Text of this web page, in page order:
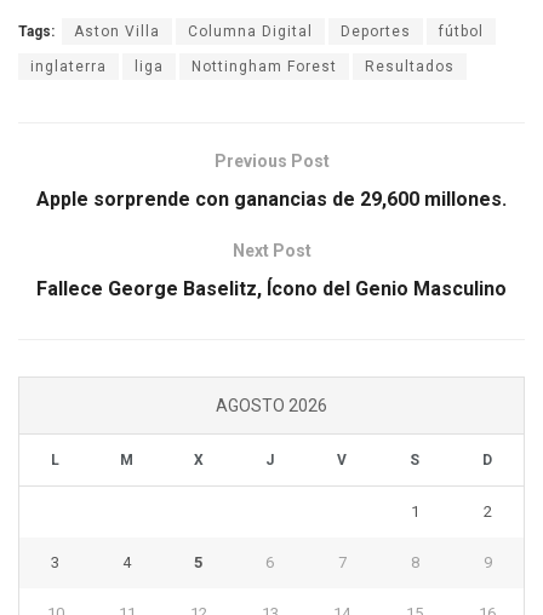
Tags: Aston Villa Columna Digital Deportes fútbol
inglaterra liga Nottingham Forest Resultados
Previous Post
Apple sorprende con ganancias de 29,600 millones.
Next Post
Fallece George Baselitz, Ícono del Genio Masculino
AGOSTO 2026
L M X J V S D
1 2
3 4 5 6 7 8 9